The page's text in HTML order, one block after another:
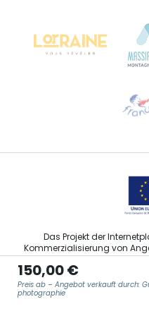
150,00 €
Preis ab – Angebot verkauft durch:
photographie
Sprechen
Das Projekt der
Kommerzialisierung von
Kultur und Weintourismus
Rahmen der
Abfederung der COVID-19-